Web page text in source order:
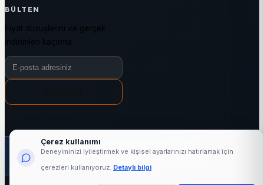
BÜLTEN
Fiyat düşüşlerini ve gerçek
indirimleri kaçırma.
Bülten e-posta adresiniz
1000+ 25437+3144+ 7/24
Çerez kullanımı
Deneyiminizi iyileştirmek ve kişisel ayarlarınızı hatırlamak için
çerezleri kullanıyoruz. Detaylı bilgi